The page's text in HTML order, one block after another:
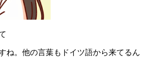
ね。他の言葉もドイツ語から来てるん